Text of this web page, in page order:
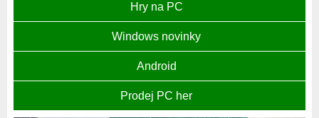
Hry na PC
Windows novinky
Android
Prodej PC her